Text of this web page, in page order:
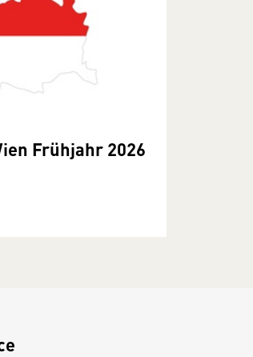
Frühjahr 2026